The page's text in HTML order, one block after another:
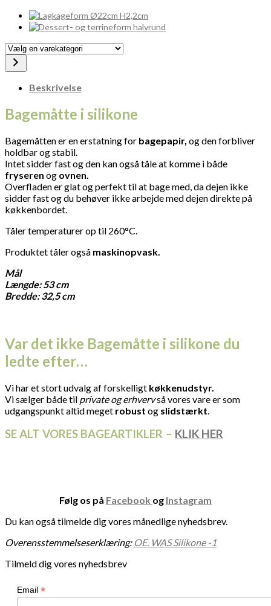
Vælg
en
varekategori
Beskrivelse
Bagemåtte i silikone
Bagemåtten er en erstatning for bagepapir, og den forbliver
holdbar og stabil.
Intet sidder fast og den kan også tåle at komme i både
fryseren og ovnen.
Overfladen er glat og perfekt til at bage med, da dejen ikke
sidder fast og du behøver ikke arbejde med dejen direkte på
køkkenbordet.
Tåler temperaturer op til 260°C.
Produktet tåler også maskinopvask.
Mål
Længde: 53 cm
Bredde: 32,5 cm
Var det ikke Bagemåtte i silikone du
ledte efter…
Vi har et stort udvalg af forskelligt køkkenudstyr.
Vi sælger både til private og erhvervså vores vare er som
udgangspunkt altid meget robust og slidstærkt
SE ALT VORES BAGEARTIKLER – KLIK HER
Følg os på Facebook og Instagram
Du kan også tilmelde dig vores månedlige nyhedsbrev.
Overensstemmelseserklæring: OE. WAS Silikone -1
Tilmeld dig vores nyhedsbrev
Email *